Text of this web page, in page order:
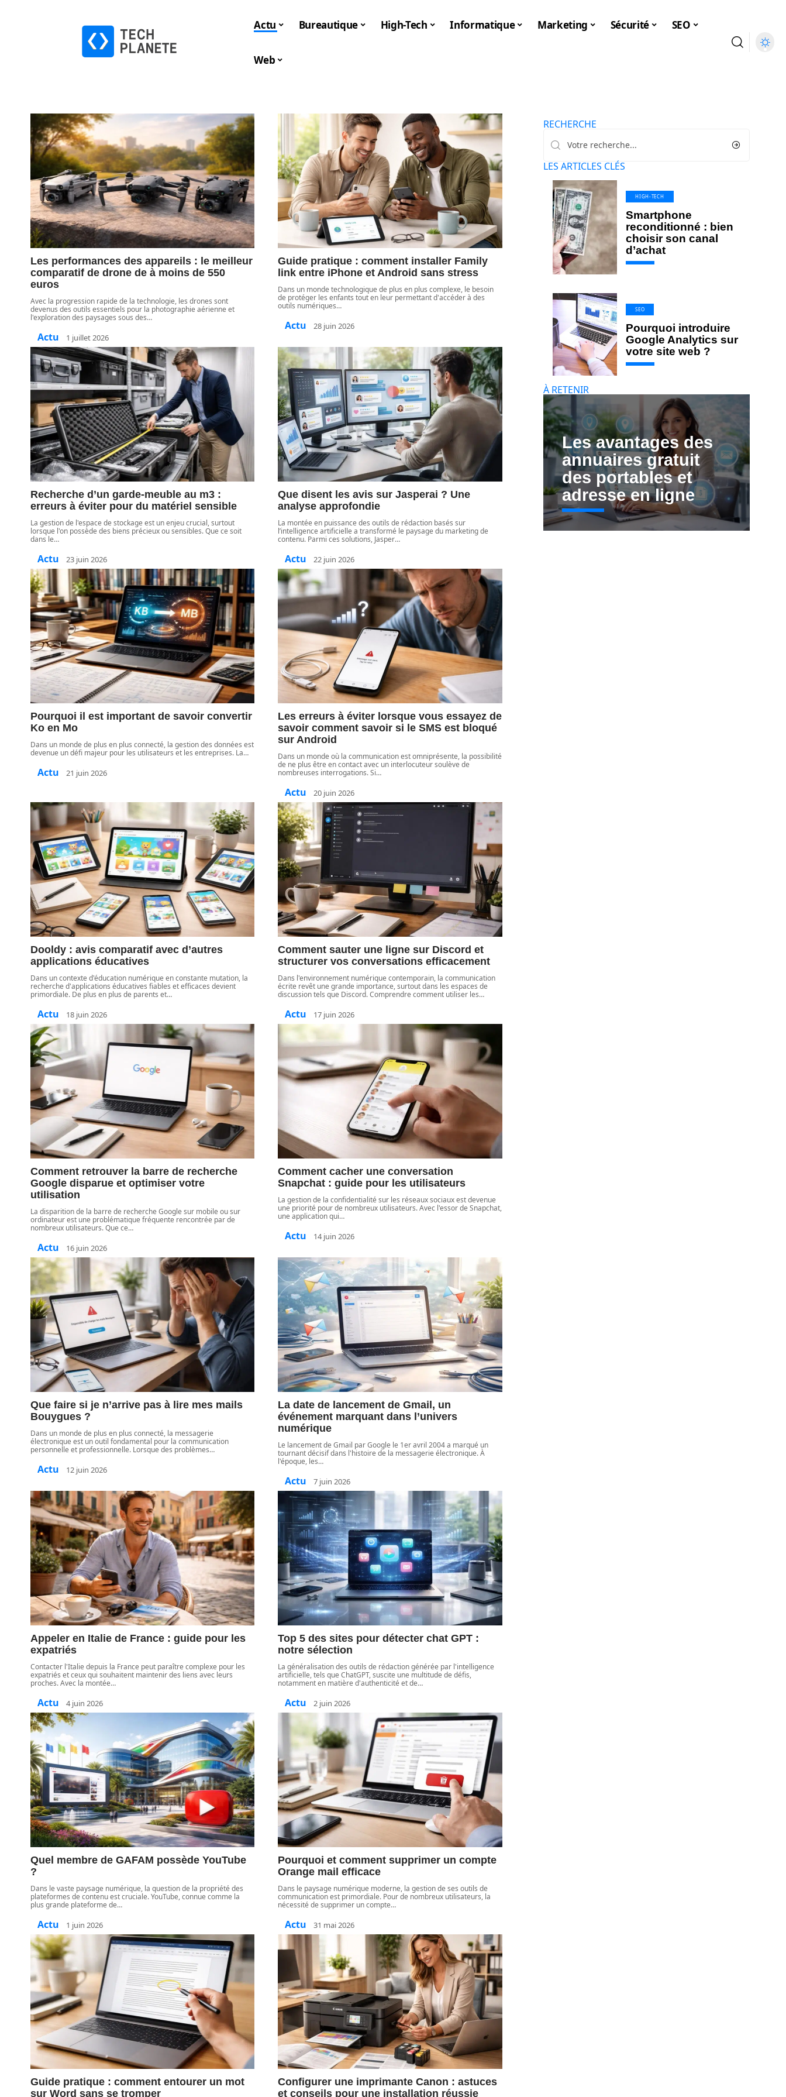
Actu Bureautique High-Tech Informatique Marketing Sécurité SEO
Web
Les performances des appareils : le meilleur
comparatif de drone de à moins de 550
euros
Avec la progression rapide de la technologie, les drones sont
devenus des outils essentiels pour la photographie aérienne et
l'exploration des paysages sous des…
Actu 1 juillet 2026
Guide pratique : comment installer Family
link entre iPhone et Android sans stress
Dans un monde technologique de plus en plus complexe, le besoin
de protéger les enfants tout en leur permettant d'accéder à des
outils numériques…
Actu 28 juin 2026
Recherche d’un garde-meuble au m3 :
erreurs à éviter pour du matériel sensible
La gestion de l'espace de stockage est un enjeu crucial, surtout
lorsque l'on possède des biens précieux ou sensibles. Que ce soit
dans le…
Actu 23 juin 2026
Que disent les avis sur Jasperai ? Une
analyse approfondie
La montée en puissance des outils de rédaction basés sur
l’intelligence artificielle a transformé le paysage du marketing de
contenu. Parmi ces solutions, Jasper…
Actu 22 juin 2026
Pourquoi il est important de savoir convertir
Ko en Mo
Dans un monde de plus en plus connecté, la gestion des données est
devenue un défi majeur pour les utilisateurs et les entreprises. La…
Actu 21 juin 2026
Les erreurs à éviter lorsque vous essayez de
savoir comment savoir si le SMS est bloqué
sur Android
Dans un monde où la communication est omniprésente, la possibilité
de ne plus être en contact avec un interlocuteur soulève de
nombreuses interrogations. Si…
Actu 20 juin 2026
Dooldy : avis comparatif avec d’autres
applications éducatives
Dans un contexte d'éducation numérique en constante mutation, la
recherche d'applications éducatives fiables et efficaces devient
primordiale. De plus en plus de parents et…
Actu 18 juin 2026
Comment sauter une ligne sur Discord et
structurer vos conversations efficacement
Dans l'environnement numérique contemporain, la communication
écrite revêt une grande importance, surtout dans les espaces de
discussion tels que Discord. Comprendre comment utiliser les…
Actu 17 juin 2026
Comment retrouver la barre de recherche
Google disparue et optimiser votre
utilisation
La disparition de la barre de recherche Google sur mobile ou sur
ordinateur est une problématique fréquente rencontrée par de
nombreux utilisateurs. Que ce…
Actu 16 juin 2026
Comment cacher une conversation
Snapchat : guide pour les utilisateurs
La gestion de la confidentialité sur les réseaux sociaux est devenue
une priorité pour de nombreux utilisateurs. Avec l'essor de Snapchat,
une application qui…
Actu 14 juin 2026
Que faire si je n’arrive pas à lire mes mails
Bouygues ?
Dans un monde de plus en plus connecté, la messagerie
électronique est un outil fondamental pour la communication
personnelle et professionnelle. Lorsque des problèmes…
Actu 12 juin 2026
La date de lancement de Gmail, un
événement marquant dans l’univers
numérique
Le lancement de Gmail par Google le 1er avril 2004 a marqué un
tournant décisif dans l'histoire de la messagerie électronique. À
l'époque, les…
Actu 7 juin 2026
Appeler en Italie de France : guide pour les
expatriés
Contacter l'Italie depuis la France peut paraître complexe pour les
expatriés et ceux qui souhaitent maintenir des liens avec leurs
proches. Avec la montée…
Actu 4 juin 2026
Top 5 des sites pour détecter chat GPT :
notre sélection
La généralisation des outils de rédaction générée par l'intelligence
artificielle, tels que ChatGPT, suscite une multitude de défis,
notamment en matière d'authenticité et de…
Actu 2 juin 2026
Quel membre de GAFAM possède YouTube
?
Dans le vaste paysage numérique, la question de la propriété des
plateformes de contenu est cruciale. YouTube, connue comme la
plus grande plateforme de…
Actu 1 juin 2026
Pourquoi et comment supprimer un compte
Orange mail efficace
Dans le paysage numérique moderne, la gestion de ses outils de
communication est primordiale. Pour de nombreux utilisateurs, la
nécessité de supprimer un compte…
Actu 31 mai 2026
Guide pratique : comment entourer un mot
sur Word sans se tromper
Configurer une imprimante Canon : astuces
et conseils pour une installation réussie
RECHERCHE
LES ARTICLES CLÉS
HIGH-TECH
Smartphone
reconditionné : bien
choisir son canal
d’achat
SEO
Pourquoi introduire
Google Analytics sur
votre site web ?
À RETENIR
Les avantages des
annuaires gratuit
des portables et
adresse en ligne